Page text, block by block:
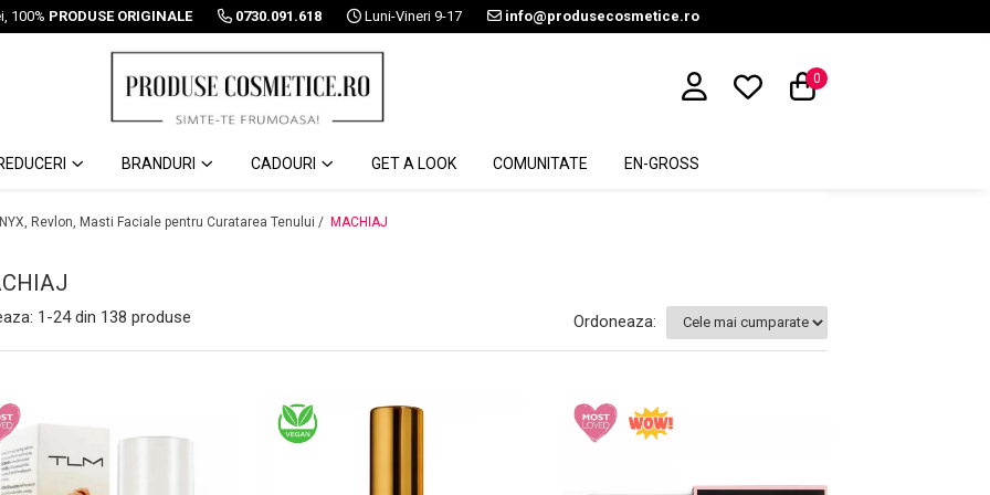
100% PRODUSE ORIGINALE 0730.091.618 Luni-Vineri 9-17 info@produsecosmetice.ro
0
BRANDURI CADOURI GET A LOOK COMUNITATE EN-GROSS
Revlon, Masti Faciale pentru Curatarea Tenului / MACHIAJ
1-24din 138 produse Ordoneaza: